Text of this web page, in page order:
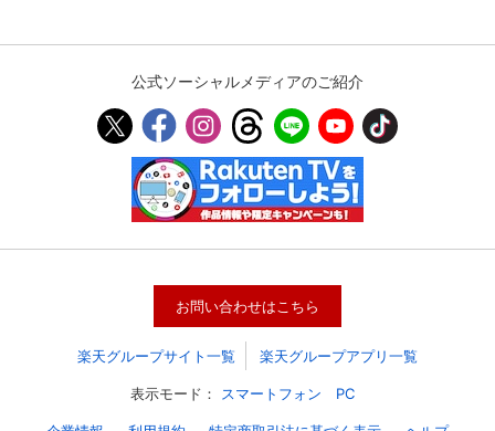
会員設定 会員情報 閉じる
ジットカード情報の変更が可能です。
決済方法変更 決済方法の変更が可能です。
公式ソーシャルメディアのご紹介
お問い合わせはこちら
楽天グループサイト一覧 楽天グループアプリ一覧
表示モード： スマートフォン PC